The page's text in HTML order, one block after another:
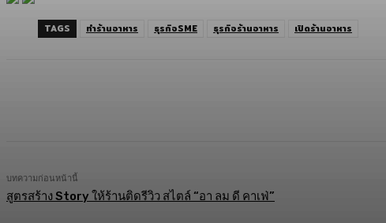
TAGS ทำร้านอาหาร ธุรกิจSME ธุรกิจร้านอาหาร เปิดร้านอาหาร
บทความก่อนหน้านี้
สูตรสร้าง Story ให้ร้านติดรีวิว สไตล์ “อา ลม ดี คาเฟ่”